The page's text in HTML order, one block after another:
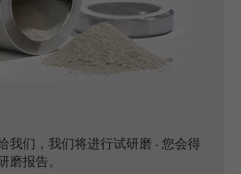
我们，我们将进行试研磨 - 您会得
磨报告。